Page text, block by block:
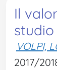
Il
studio
VOLPI,
2017/